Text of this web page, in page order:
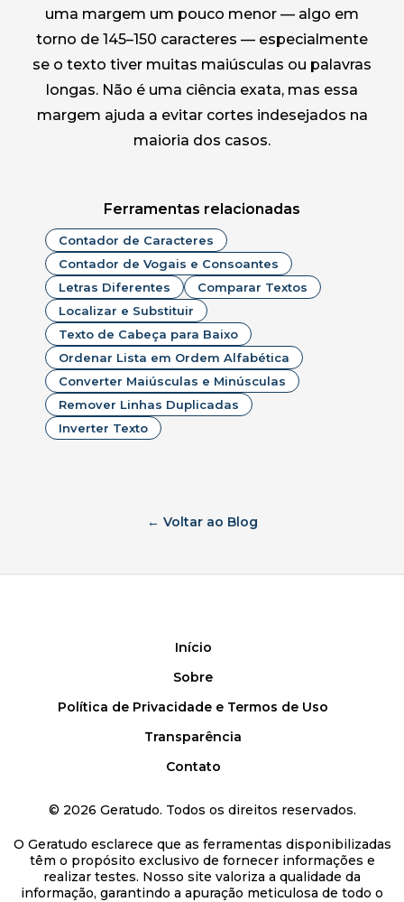
uma margem um pouco menor — algo em
torno de 145–150 caracteres — especialmente
se o texto tiver muitas maiúsculas ou palavras
longas. Não é uma ciência exata, mas essa
margem ajuda a evitar cortes indesejados na
maioria dos casos.
Ferramentas relacionadas
Contador de Caracteres
Contador de Vogais e Consoantes
Letras Diferentes
Comparar Textos
Localizar e Substituir
Texto de Cabeça para Baixo
Ordenar Lista em Ordem Alfabética
Converter Maiúsculas e Minúsculas
Remover Linhas Duplicadas
Inverter Texto
← Voltar ao Blog
Início
Sobre
Política de Privacidade e Termos de Uso
Transparência
Contato
© 2026 Geratudo. Todos os direitos reservados.
O Geratudo esclarece que as ferramentas disponibilizadas
têm o propósito exclusivo de fornecer informações e
realizar testes. Nosso site valoriza a qualidade da
informação, garantindo a apuração meticulosa de todo o